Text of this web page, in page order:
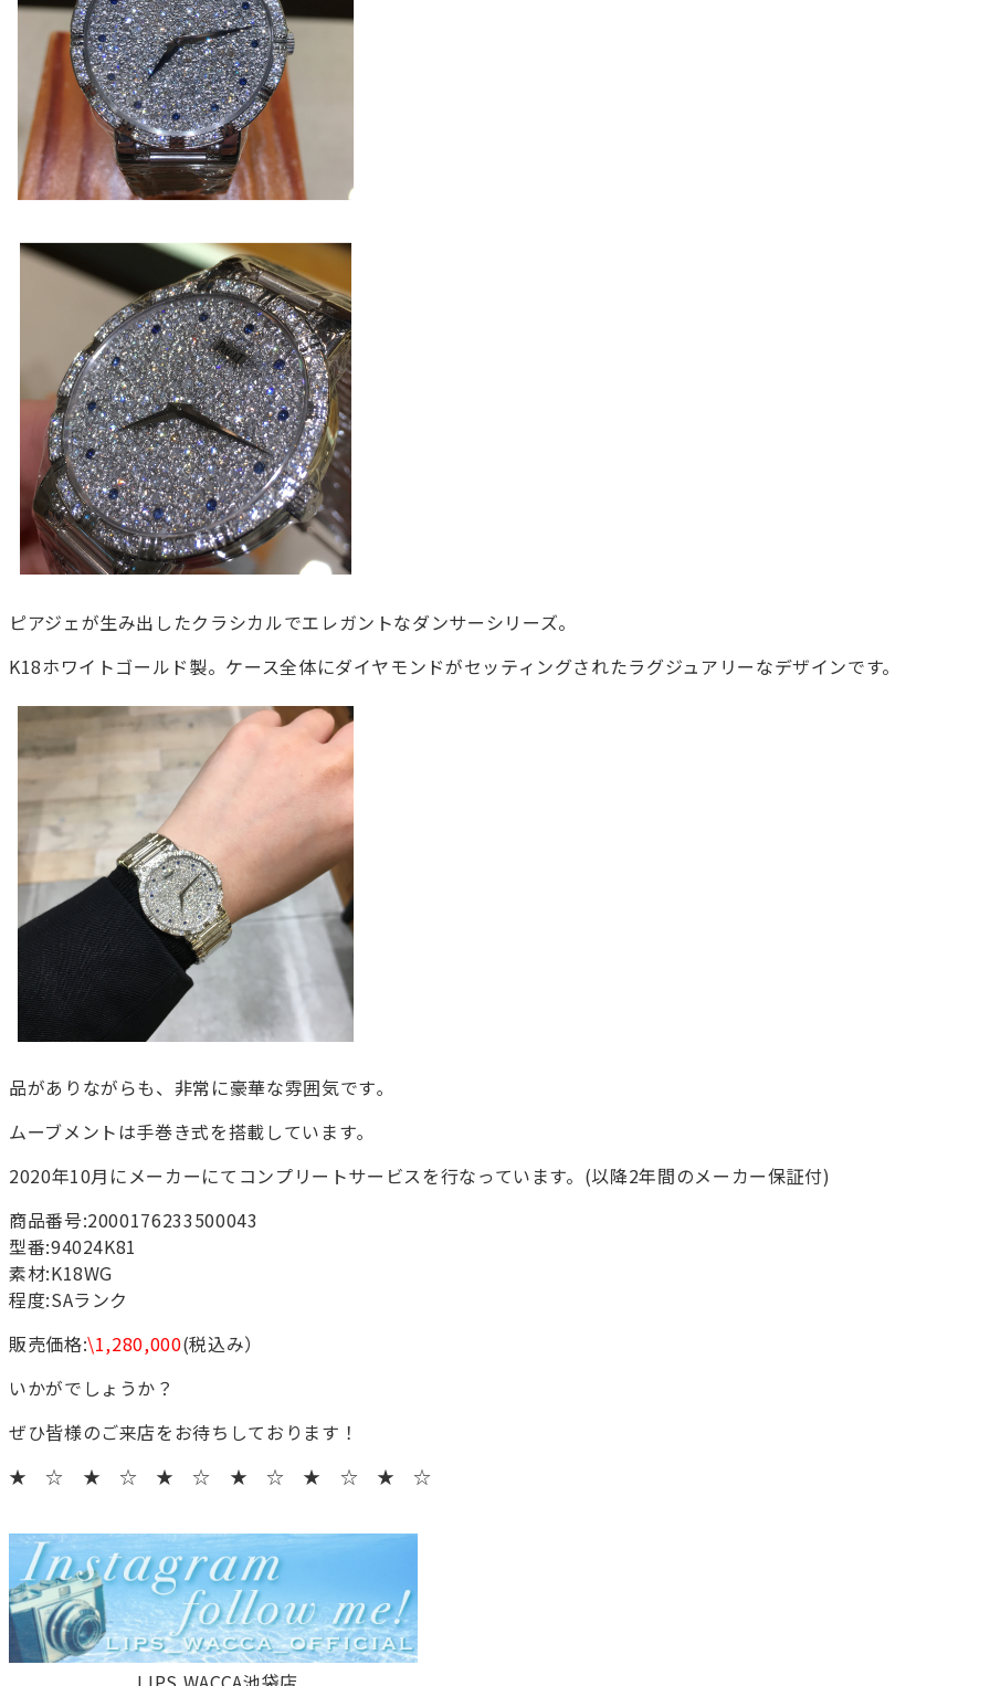
ピアジェが生み出したクラシカルでエレガントなダンサーシリーズ。
K18ホワイトゴールド製。ケース全体にダイヤモンドがセッティングされたラグジュアリーなデザインです。
品がありながらも、非常に豪華な雰囲気です｡
ムーブメントは手巻き式を搭載しています｡
2020年10月にメーカーにてコンプリートサービスを行なっています。(以降2年間のメーカー保証付)
商品番号:2000176233500043
型番:94024K81
素材:K18WG
程度:SAランク
販売価格:\1,280,000(税込み）
いかがでしょうか？
ぜひ皆様のご来店をお待ちしております！
★ ☆ ★ ☆ ★ ☆ ★ ☆ ★ ☆ ★ ☆